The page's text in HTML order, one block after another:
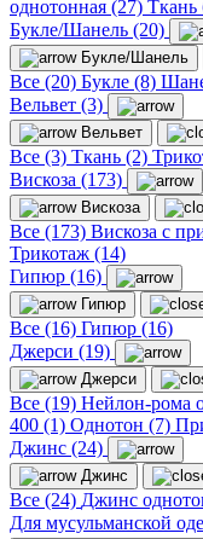
однотонная (27) Ткань
Букле/Шанель (20)
Букле/Шанель
Все (20) Букле (8)
Вельвет (3)
Вельвет
Все (3) Ткань (2)
Вискоза (173)
Вискоза
Все (173) Вискоза с
Трикотаж (14)
Гипюр (16)
Гипюр
Все (16) Гипюр (16)
Джерси (19)
Джерси
Все (19) Нейлон-рома
400 (1) Однотон (7)
Джинс (24)
Джинс
Все (24) Джинс
Для мусульманской